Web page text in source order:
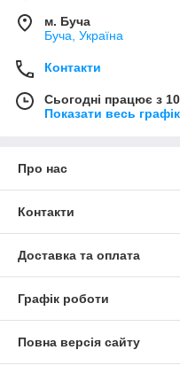
м. Буча
Буча, Україна
Контакти
Сьогодні працює з
Показати весь
Про нас
Контакти
Доставка та оплата
Графік роботи
Повна версія сайту